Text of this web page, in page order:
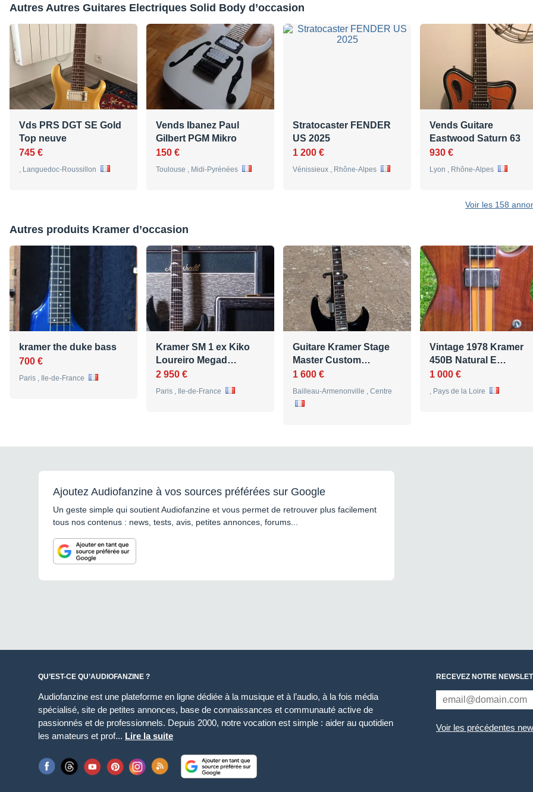
Autres Autres Guitares Electriques Solid Body d’occasion
Vds PRS DGT SE Gold
Top neuve
745 €
, Languedoc-Roussillon
Vends Ibanez Paul
Gilbert PGM Mikro
150 €
Toulouse , Midi-Pyrénées
Stratocaster FENDER
US 2025
1 200 €
Vénissieux , Rhône-Alpes
Vends Guitare
Eastwood Saturn 63
930 €
Lyon , Rhône-Alpes
Voir les 158
Autres produits Kramer d’occasion
kramer the duke bass
700 €
Paris , Ile-de-France
Kramer SM 1 ex Kiko
Loureiro Megad…
2 950 €
Paris , Ile-de-France
Guitare Kramer Stage
Master Custom…
1 600 €
Bailleau-Armenonville , Centre
Vintage 1978 Kramer
450B Natural E…
1 000 €
, Pays de la Loire
Ajoutez Audiofanzine à vos sources préférées sur Google
Un geste simple qui soutient Audiofanzine et vous permet de retrouver plus facilement
tous nos contenus : news, tests, avis, petites annonces, forums...
QU’EST-CE QU’AUDIOFANZINE ?
Audiofanzine est une plateforme en ligne dédiée à la musique et à l’audio, à la fois média
spécialisé, site de petites annonces, base de connaissances et communauté active de
passionnés et de professionnels. Depuis 2000, notre vocation est simple : aider au quotidien
les amateurs et prof... Lire la suite
RECEVEZ NOTRE
Voir les précédentes